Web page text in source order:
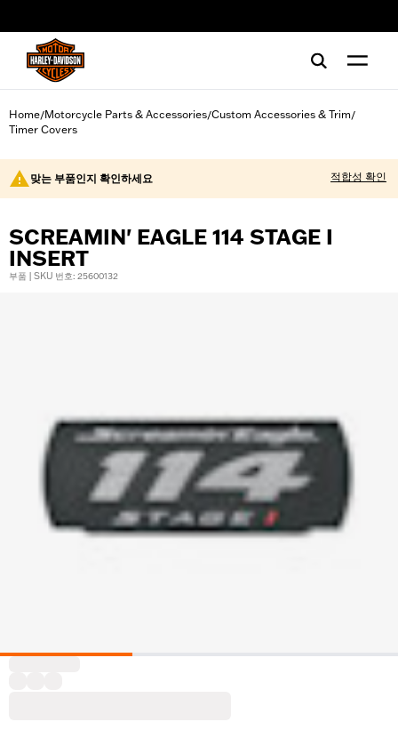
Home/Motorcycle Parts & Accessories/Custom Accessories & Trim/
Timer Covers
맞는 부품인지 확인하세요 적합성 확인
SCREAMIN' EAGLE 114 STAGE I
INSERT
부품 | SKU 번호: 25600132